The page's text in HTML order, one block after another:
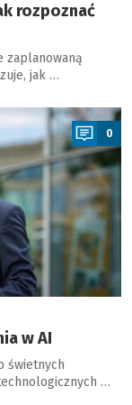
rozpoznać
zaplanowaną
jak …
0
w AI
świetnych
…